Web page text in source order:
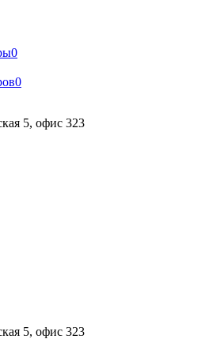
0
0
5, офис 323
5, офис 323